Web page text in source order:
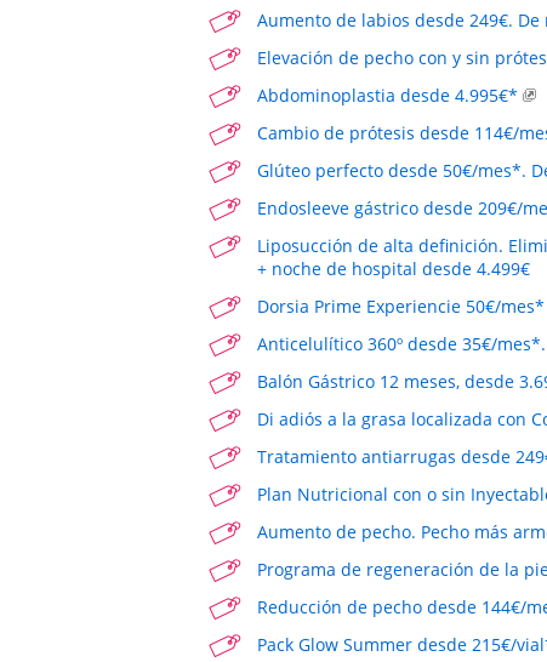
Aumento de labios desde 249€.
Elevación de pecho con y sin
Abdominoplastia desde 4.995€*
Cambio de prótesis desde 114€/
Glúteo perfecto desde 50€/mes*.
Endosleeve gástrico desde 209€/
Liposucción de alta definición.
+ noche de hospital desde 4.499€
Dorsia Prime Experiencie 50€/
Anticelulítico 360º desde 35€/
Balón Gástrico 12 meses, desde
Di adiós a la grasa localizada con
Tratamiento antiarrugas desde
Plan Nutricional con o sin
Aumento de pecho. Pecho más
Programa de regeneración de la
Reducción de pecho desde 144€/
Pack Glow Summer desde 215€/